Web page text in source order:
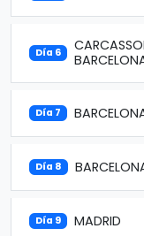
Día 6
Día 7
Día 8
Día 9 MADRID